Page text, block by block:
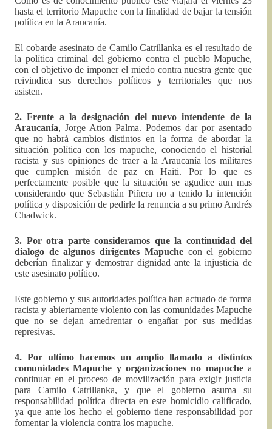
hasta el territorio Mapuche con la finalidad de bajar la tensión
política en la Araucanía.
El cobarde asesinato de Camilo Catrillanka es el resultado de
la política criminal del gobierno contra el pueblo Mapuche,
con el objetivo de imponer el miedo contra nuestra gente que
reivindica sus derechos políticos y territoriales que nos
asisten.
2. Frente a la designación del nuevo intendente de la
Araucanía, Jorge Atton Palma. Podemos dar por asentado
que no habrá cambios distintos en la forma de abordar la
situación política con los mapuche, conociendo el historial
racista y sus opiniones de traer a la Araucanía los militares
que cumplen misión de paz en Haiti. Por lo que es
perfectamente posible que la situación se agudice aun mas
considerando que Sebastián Piñera no a tenido la intención
política y disposición de pedirle la renuncia a su primo Andrés
Chadwick.
3. Por otra parte consideramos que la continuidad del
dialogo de algunos dirigentes Mapuchecon el gobierno
deberían finalizar y demostrar dignidad ante la injusticia de
este asesinato político.
Este gobierno y sus autoridades política han actuado de forma
racista y abiertamente violento con las comunidades Mapuche
que no se dejan amedrentar o engañar por sus medidas
represivas.
4. Por ultimo hacemos un amplio llamado a distintos
comunidades Mapuche y organizaciones no mapuchea
continuar en el proceso de movilización para exigir justicia
para Camilo Catrillanka, y que el gobierno asuma su
responsabilidad política directa en este homicidio calificado,
ya que ante los hecho el gobierno tiene responsabilidad por
fomentar la violencia contra los mapuche.